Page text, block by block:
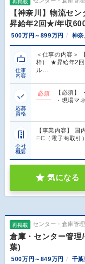
再掲載
【神奈川】物流セ
昇給年2回★/年収
500万円～899万円 神
仕事
内容
＜仕事の内容＞
枠) ★昇給年2回
ル…
応募
資格
必須
【必須】
・現場マ
会社
概要
【事業内容】 国
EC（電子商取引
気になる
再掲載 センター・倉庫管
倉庫・センター管理
葉)
500万円～849万円 千